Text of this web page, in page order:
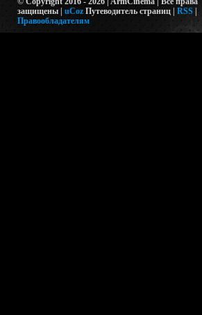
защищены | uCoz Путеводитель страниц | RSS |
Правообладателям